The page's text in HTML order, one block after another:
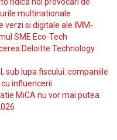
multinationale
verzi si digitale ale IMM-
SME Eco-Tech
Deloitte Technology
sub lupa fiscului: companiile
influencerii
MiCA nu vor mai putea